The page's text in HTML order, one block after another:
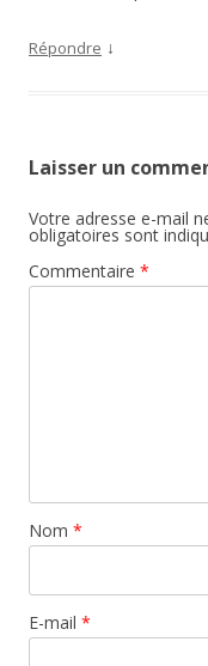
Répondre ↓
Laisser un
Votre adresse e-mail
obligatoires sont
Commentaire *
Nom *
E-mail *